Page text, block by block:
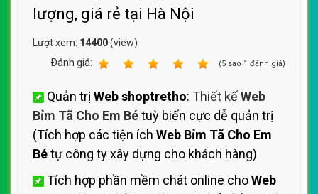
lượng, giá rẻ tại Hà Nội
Lượt xem: 14400(view)
Ðánh giá:
(5 sao 1 đánh giá)
Quản trị Web shoptretho: Thiết kếWeb
Bỉm Tã Cho Em Bétuỳ biến cực dễ quản trị
(Tích hợp các tiện ích Web Bỉm Tã Cho Em
Bétự công ty xây dựng cho khách hàng)
Tích hợp phần mềm chát online choWeb